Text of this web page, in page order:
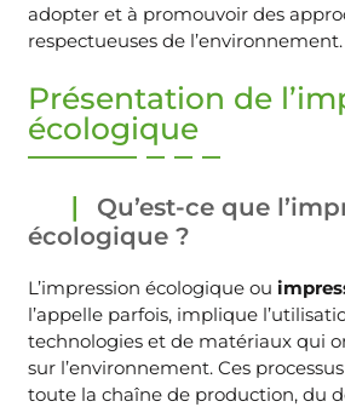
adopter et à promouvoir des
respectueuses de l’environnement.
Présentation de
écologique
Qu’est-ce que
écologique ?
L’impression écologique ou
l’appelle parfois, implique
technologies et de matériaux qui
sur l’environnement. Ces
toute la chaîne de production, du